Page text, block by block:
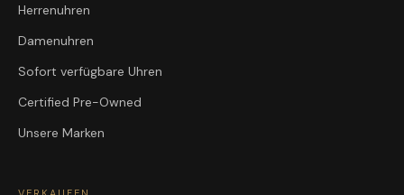
Herrenuhren
Damenuhren
Sofort verfügbare Uhren
Certified Pre-Owned
Unsere Marken